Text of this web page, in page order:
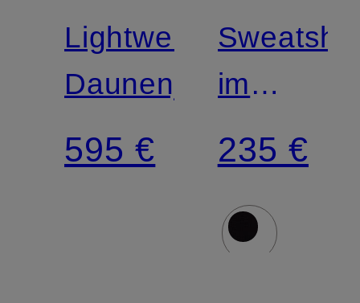
Lightweight-
Daunenjacke
595 €
im
235 €